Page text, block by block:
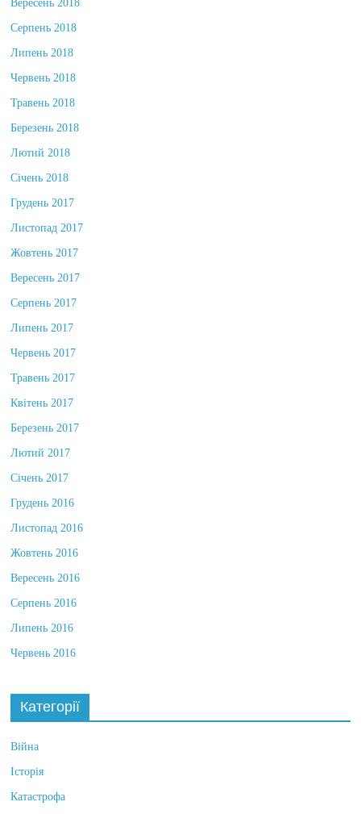
Вересень 2018
Серпень 2018
Липень 2018
Червень 2018
Травень 2018
Березень 2018
Лютий 2018
Січень 2018
Грудень 2017
Листопад 2017
Жовтень 2017
Вересень 2017
Серпень 2017
Липень 2017
Червень 2017
Травень 2017
Квітень 2017
Березень 2017
Лютий 2017
Січень 2017
Грудень 2016
Листопад 2016
Жовтень 2016
Вересень 2016
Серпень 2016
Липень 2016
Червень 2016
Категорії
Війна
Історія
Катастрофа